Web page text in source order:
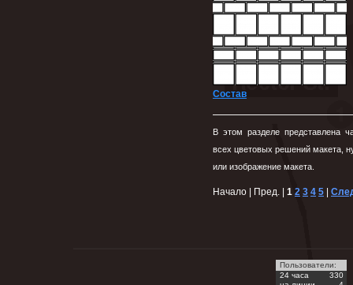
Состав
В этом разделе представлена
всех цветовых решений макета,
или изображение макета.
Начало | Пред. | 1 2 3 4 5
Пользователи:
24 часа
330